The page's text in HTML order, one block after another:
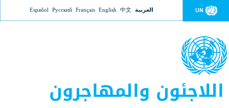
Jump to navigation UN العربية 中文
English
Français
Русский
Español
اللاجئون والمهاجرون